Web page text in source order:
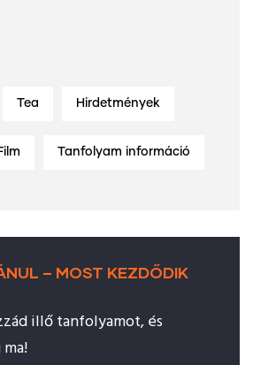
Tea Hirdetmények
Tanfolyam információ
– MOST KEZDŐDIK
illő tanfolyamot, és